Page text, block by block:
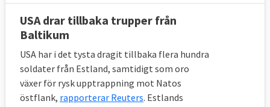
USA drar tillbaka trupper från
Baltikum
USA har i det tysta dragit tillbaka flera hundra
soldater från Estland, samtidigt som oro
växer för rysk upptrappning mot Natos
östflank, rapporterar Reuters. Estlands